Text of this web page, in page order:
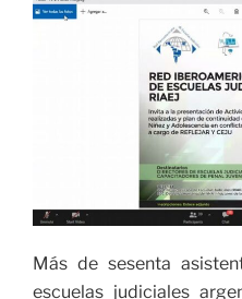
Más de sesenta
escuelas judiciales